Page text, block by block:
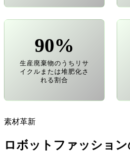
90%
生産廃棄物のうちリサ
イクルまたは堆肥化さ
れる割合
素材革新
ロボットファッショ